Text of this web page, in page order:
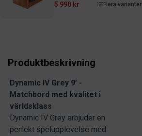
5 990 kr Flera varianter
Produktbeskrivning
Dynamic IV Grey 9’ -
Matchbord med kvalitet i
världsklass
Dynamic IV Grey erbjuder en
perfekt spelupplevelse med